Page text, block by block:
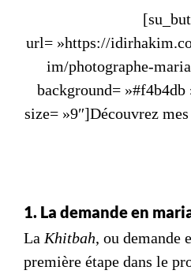
url= »https://
im/photographe-
background= »#f4b4db
size= »9″]Découvrez
1. La demande en
La Khitbah, ou demande
première étape dans le